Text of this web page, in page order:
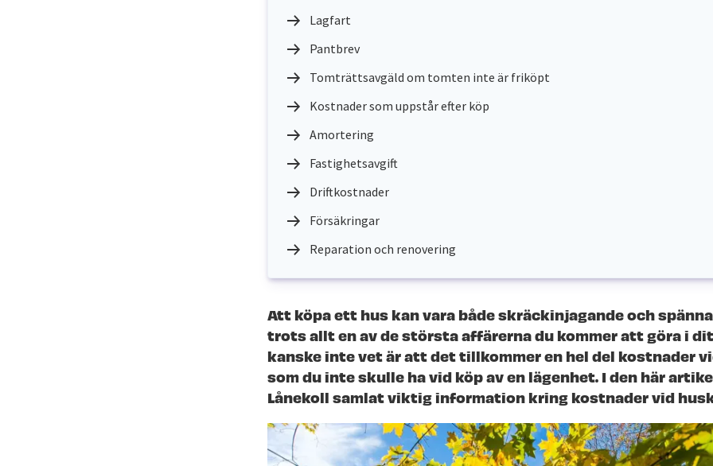
Lagfart
Pantbrev
Tomträttsavgäld om tomten inte är friköpt
Kostnader som uppstår efter köp
Amortering
Fastighetsavgift
Driftkostnader
Försäkringar
Reparation och renovering
Att köpa ett hus kan vara både skräckinjagande och
trots allt en av de största affärerna du kommer att göra i
kanske inte vet är att det tillkommer en hel del kostnader
som du inte skulle ha vid köp av en lägenhet. I den här
Lånekoll samlat viktig information kring kostnader vid